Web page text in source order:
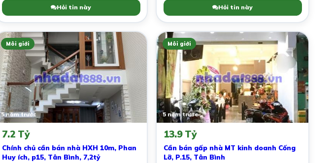
Hỏi tin này Hỏi tin này
Môi giới
5 năm trước
7.2 Tỷ
Chính chủ cần bán nhà HXH 10m, Phan
Huy ích, p15, Tân Bình, 7,2tỷ
Môi giới
5 năm trước
13.9 Tỷ
Cần bán gấp nhà MT kinh doanh Cống
Lỡ, P.15, Tân Bình